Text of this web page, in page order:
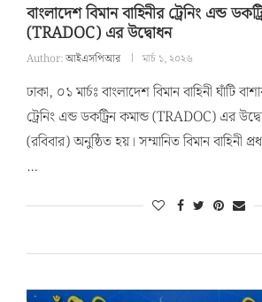
বাংলাদেশ বিমান বাহিনীর ট্রেনিং এন্ড
(TRADOC) এর উদ্বোধন
Author:আইএসপিআর মার্চ ১, ২০২৬
ঢাকা, ০১ মার্চঃ বাংলাদেশ বিমান বাহিনী ঘাঁটি
ট্রেনিং এন্ড ডকট্রিন কমান্ড (TRADOC) এর
(রবিবার) অনুষ্ঠিত হয়। সম্মানিত বিমান বাহিনী
…